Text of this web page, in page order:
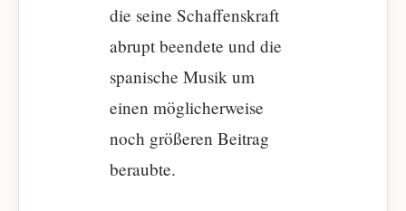
die seine Schaffenskraft
abrupt beendete und die
spanische Musik um
einen möglicherweise
noch größeren Beitrag
beraubte.